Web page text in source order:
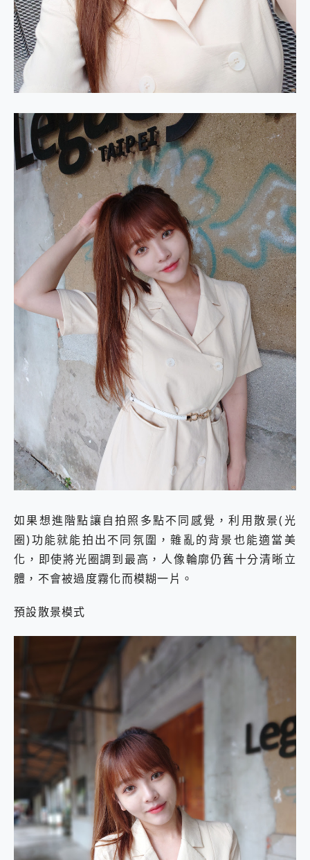
如果想進階點讓自拍照多點不同感覺，利用散景(光
圈)功能就能拍出不同氛圍，雜亂的背景也能適當美
化，即使將光圈調到最高，人像輪廓仍舊十分清晰立
體，不會被過度霧化而模糊一片。
預設散景模式